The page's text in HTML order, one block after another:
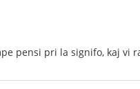
pensi pri la signifo, kaj vi